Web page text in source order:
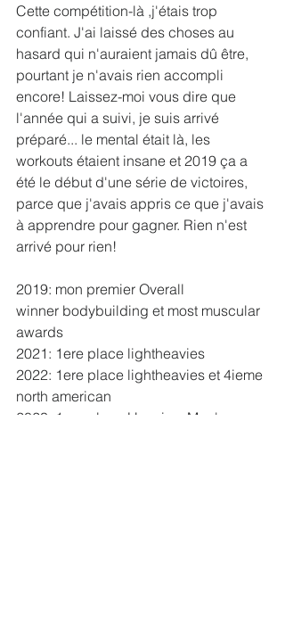
Cette compétition-là ,j'étais trop
confiant. J'ai laissé des choses au
hasard qui n'auraient jamais dû être,
pourtant je n'avais rien accompli
encore! Laissez-moi vous dire que
l'année qui a suivi, je suis arrivé
préparé... le mental était là, les
workouts étaient insane et 2019 ça a
été le début d'une série de victoires,
parce que j'avais appris ce que j'avais
à apprendre pour gagner. Rien n'est
arrivé pour rien!
2019: mon premier Overall
winner bodybuilding et most muscular
awards
2021: 1ere place lightheavies
2022: 1ere place lightheavies et 4ieme
north american
2023: 1ere place Heavies, Men's